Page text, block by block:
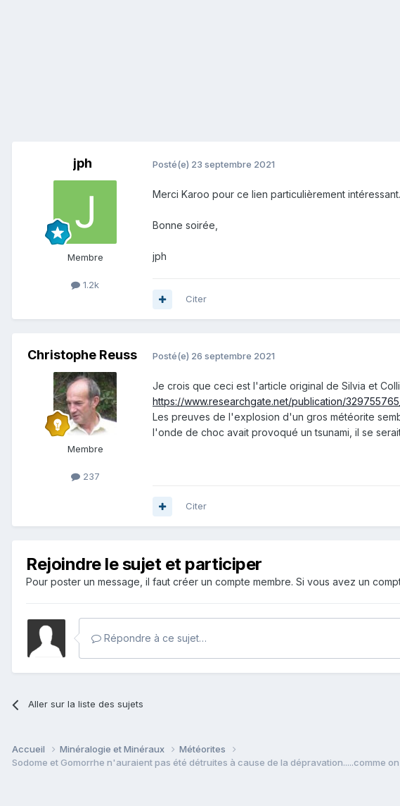
jph
Membre
1.2k
Posté(e) 23 septembre 2021
Merci Karoo pour ce lien particulièrement intéressant.
Bonne soirée,
jph
Citer
Christophe Reuss
Membre
237
Posté(e) 26 septembre 2021
Je crois que ceci est l'article original de Silvia et
https://www.researchgate.net/publication/
Les preuves de l'explosion d'un gros météorite
l'onde de choc avait provoqué un tsunami, il se
Citer
Rejoindre le sujet et participer
Pour poster un message, il faut créer un compte membre. Si vous avez un
Répondre à ce sujet…
Aller sur la liste des sujets
Accueil Minéralogie et Minéraux
Météorites
Sodome et Gomorrhe n'auraient pas été détruites à cause de la dépravation.....comme